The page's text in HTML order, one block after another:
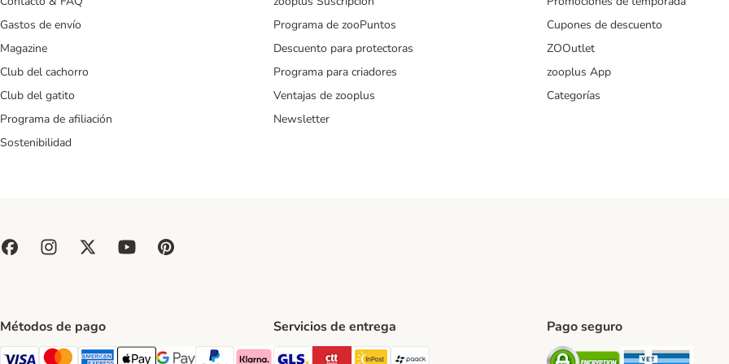
Gastos de envío
Magazine
Club del cachorro
Club del gatito
Programa de afiliación
Sostenibilidad
Programa de zooPuntos
Descuento para protectoras
Programa para criadores
Ventajas de zooplus
Newsletter
Cupones de descuento
ZOOutlet
zooplus App
Categorías
Métodos de pago Servicios de entrega
GLS Shipping Method
CTTExpress Shipping Method
InPost Shipping Method
paack Shipping Method
Pago seguro
Security